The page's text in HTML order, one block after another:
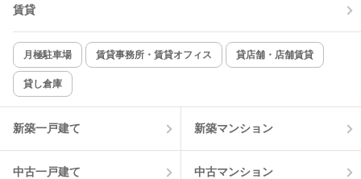
賃貸
月極駐車場 賃貸事務所・賃貸オフィス 貸店舗・店舗賃貸
貸し倉庫
新築一戸建て 新築マンション
中古一戸建て 中古マンション